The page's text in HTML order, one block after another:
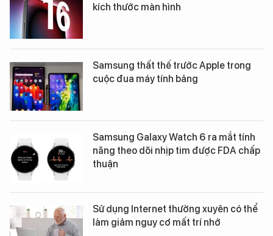
kích thước màn hình
Samsung thất thế trước Apple trong
cuộc đua máy tính bảng
Samsung Galaxy Watch 6 ra mắt tính
năng theo dõi nhịp tim được FDA chấp
thuận
Sử dụng Internet thường xuyên có thể
làm giảm nguy cơ mất trí nhớ